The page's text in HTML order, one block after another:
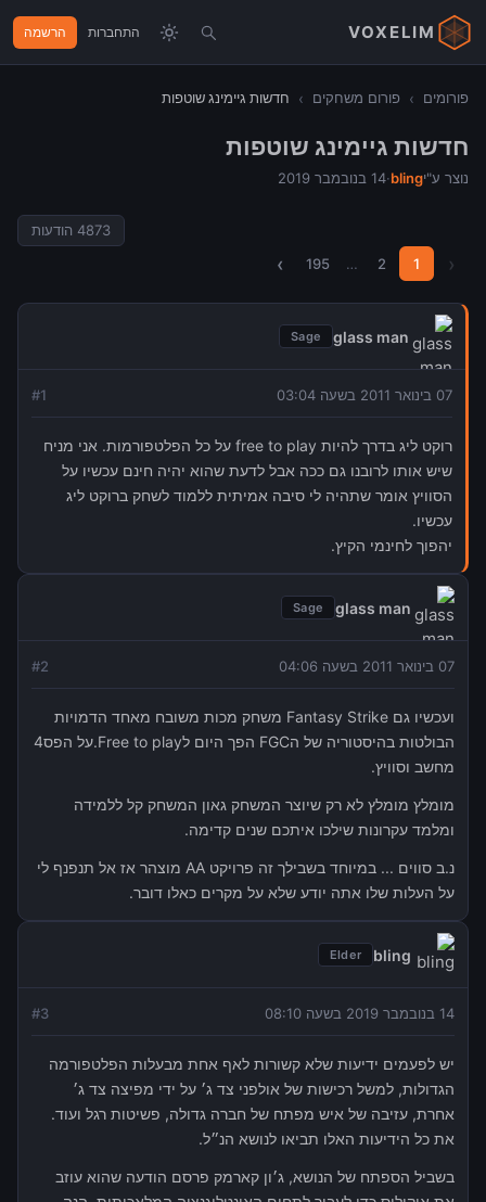
VOXELIM התחברות הרשמה
פורומים › פורום משחקים › חדשות גיימינג שוטפות
חדשות גיימינג שוטפות
נוצר ע"יbling
·14 בנובמבר 2019
4873 הודעות
‹
1
2
…
195
›
glass man
Sage
07 בינואר 2011 בשעה 03:04 #1
רוקט ליג בדרך להיות free to play על כל הפלטפורמות. אני מניח
שיש אותו לרובנו גם ככה אבל לדעת שהוא יהיה חינם עכשיו על
הסוויץ אומר שתהיה לי סיבה אמיתית ללמוד לשחק ברוקט ליג
עכשיו.
יהפוך לחינמי הקיץ.
glass man
Sage
07 בינואר 2011 בשעה 04:06 #2
ועכשיו גם Fantasy Strike משחק מכות משובח מאחד הדמויות
הבולטות בהיסטוריה של הFGC הפך היום לFree to play.על הפס4
מחשב וסוויץ.
מומלץ מומלץ לא רק שיוצר המשחק גאון המשחק קל ללמידה
ומלמד עקרונות שילכו איתכם שנים קדימה.
נ.ב סווים ... במיוחד בשבילך זה פרויקט AA מוצהר אז אל תנפנף לי
על העלות שלו אתה יודע שלא על מקרים כאלו דובר.
bling
Elder
14 בנובמבר 2019 בשעה 08:10 #3
יש לפעמים ידיעות שלא קשורות לאף אחת מבעלות הפלטפורמה
הגדולות, למשל רכישות של אולפני צד ג׳ על ידי מפיצה צד ג׳
אחרת, עזיבה של איש מפתח של חברה גדולה, פשיטות רגל ועוד.
את כל הידיעות האלו תביאו לנושא הנ״ל.
בשביל הספתח של הנושא, ג׳ון קארמק פרסם הודעה שהוא עוזב